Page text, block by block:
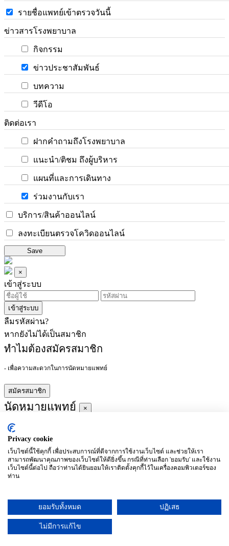
รายชื่อแพทย์เข้าตรวจวันนี้
ข่าวสารโรงพยาบาล
กิจกรรม
ข่าวประชาสัมพันธ์
บทความ
วีดีโอ
ติดต่อเรา
ฝากคำถามถึงโรงพยาบาล
แนะนำ/ติชม ถึงผู้บริหาร
แผนที่และการเดินทาง
ร่วมงานกับเรา
บริการ/สินค้าออนไลน์
ลงทะเบียนตรวจโควิดออนไลน์
Save
×
เข้าสู่ระบบ
เข้าสู่ระบบ
ลืมรหัสผ่าน?
หากยังไม่ได้เป็นสมาชิก
ทำไมต้องสมัครสมาชิก
- เพื่อความสะดวกในการนัดหมายแพทย์
สมัครสมาชิก
นัดหมายแพทย์ ×
ผู้ชำนาญการ
ประจำ :
อาทิตย์
จันทร์
(27/09)
อังคาร
(28/09)
พุธ
พฤหัสบดี
ศุกร์
เสาร์
Privacy cookie
เว็บไซต์นี้ใช้คุกกี้ เพื่อประสบการณ์ที่ดีจากการใช้งานเว็บไซต์ และช่วยให้เรา
สามารถพัฒนาคุณภาพของเว็บไซต์ให้ดียิ่งขึ้น กรณีที่ท่านเลือก 'ยอมรับ' และใช้งาน
เว็บไซต์นี้ต่อไป ถือว่าท่านได้ยินยอมให้เราติดตั้งคุกกี้ไว้ในเครื่องคอมพิวเตอร์ของ
ท่าน
ยอมรับทั้งหมด ปฏิเสธ
ไม่มีการแก้ไข